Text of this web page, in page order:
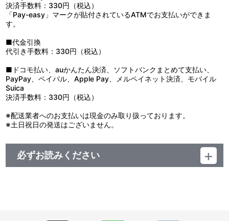
決済手数料：330円（税込）
「Pay-easy」マークが貼付されているATMでお支払いができま
す。
■代金引換
代引き手数料：330円（税込）
■ドコモ払い、auかんたん決済、ソフトバンクまとめて支払い、
PayPay、ペイパル、Apple Pay、メルペイネット決済、モバイル
Suica
決済手数料：330円（税込）
※配送業者へのお支払いは現金のみ取り扱っております。
※土日祝日の発送はございません。
必ずお読みください